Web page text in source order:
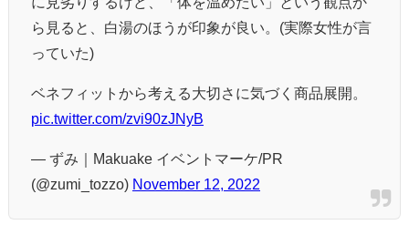
ら見ると、白湯のほうが印象が良い。(実際女性が言
っていた)
ベネフィットから考える大切さに気づく商品展開。
pic.twitter.com/zvi90zJNyB
— ずみ｜Makuake イベントマーケ/PR
(@zumi_tozzo) November 12, 2022